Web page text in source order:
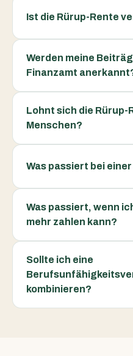
Ist die Rürup-Rente
Werden meine
Finanzamt
Lohnt sich die
Menschen?
Was passiert bei
Was passiert, wenn
mehr zahlen kann?
Sollte ich eine
kombinieren?